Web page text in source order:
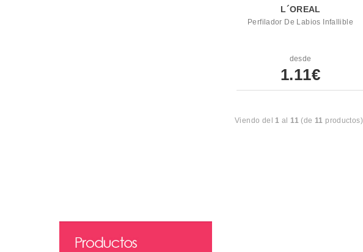
L´OREAL
Perfilador De Labios Infallible
desde
1.11€
Viendo del1 al11 (de 11 productos)